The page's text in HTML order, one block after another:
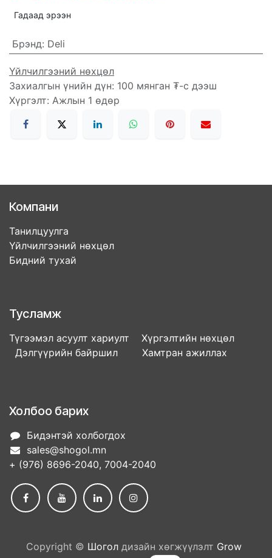
Гадаад эрээн
Брэнд: Deli
Үйлчилгээний нөхцөл
Захиалгын үнийн дүн: 100 мянган ₮-с дээш
Хүргэлт: Ажлын 1 өдөр
Компани
Танилцуулга
Үйлчилгээний нөхцөл
Бидний тухай
Тусламж
Түгээмэл асуулт хариулт Хүргэлтийн нөхцөл
Дэлгүүрийн байршил Хамтран ажиллах
Холбоо барих
Бидэнтэй холбогдох
sales@shogol.mn
+ (976) 8696-2040, 7004-2040
Copyright © Шоголдизайн хөгжүүлэлт Grow